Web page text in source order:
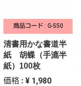
商品コード : G-550
清書用かな書道半
紙 胡蝶（手漉半
紙）100枚
価格 : ¥ 1,980